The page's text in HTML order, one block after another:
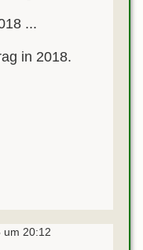
...
in 2018.
um 20:12